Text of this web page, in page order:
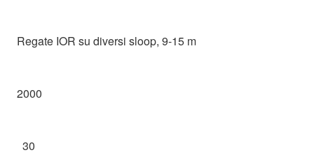
Regate IOR su diversi sloop, 9-15 m
2000
30